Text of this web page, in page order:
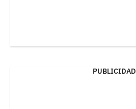
PUBLICIDAD